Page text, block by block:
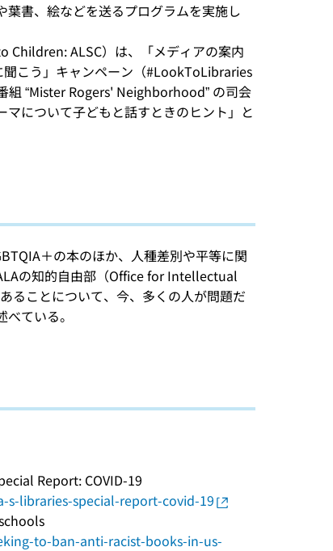
書、絵などを送るプログラムを実施し
Children: ALSC）は、「メディアの案内
こう」キャンペーン（#LookToLibraries
組 “Mister Rogers' Neighborhood” の司会
について子どもと話すときのヒント」と
＋の本のほか、人種差別や平等に関
の知的自由部（Office for Intellectual
ことについて、今、多くの人が問題だ
ている。
Report: COVID-19
s-libraries-special-report-covid-19
to-ban-anti-racist-books-in-us-